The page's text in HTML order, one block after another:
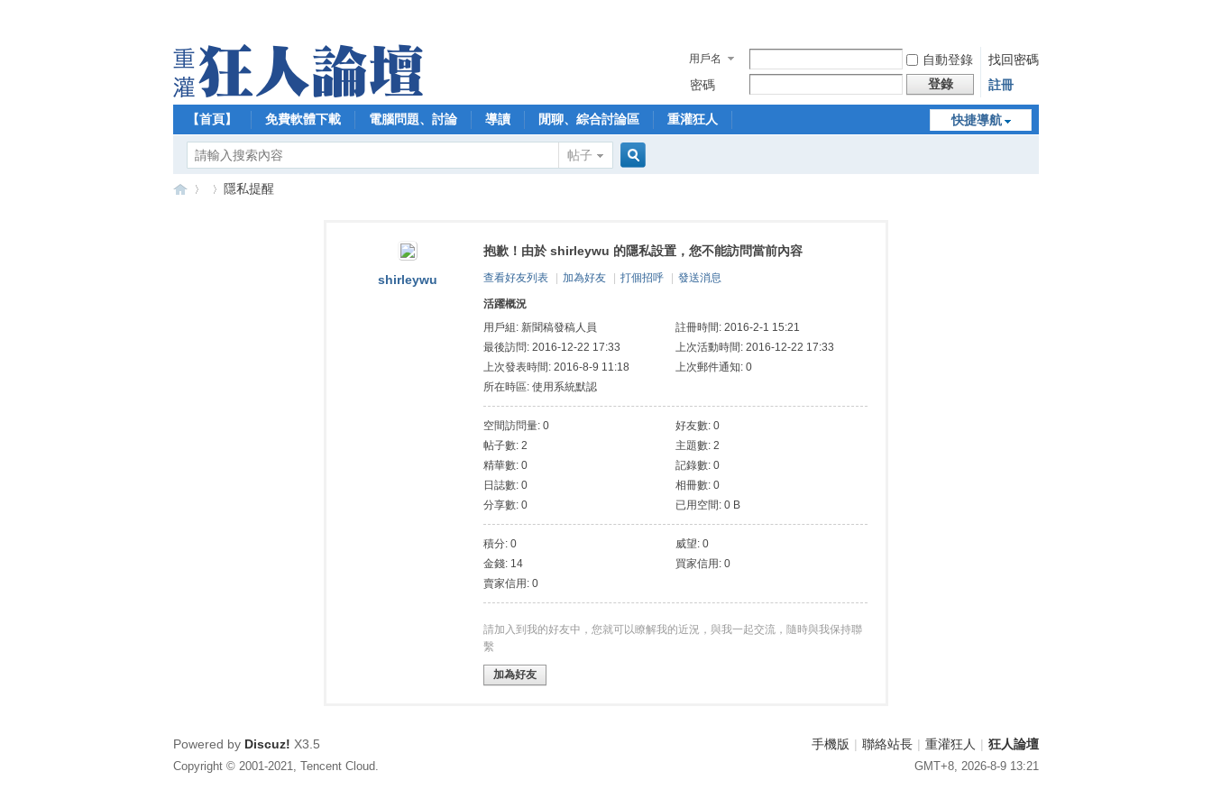
用戶名 自動登錄
找回密碼
密碼
登錄 註冊
快捷導航
【首頁】 免費軟體下載 電腦問題、討論 導讀 閒聊、綜合討論區 重灌狂人
帖子
索
隱私提醒
shirleywu
抱歉！由於 shirleywu 的隱私設置，您不能訪問當前內容
查看好友列表 加為好友 打個招呼 發送消息
活躍概況
用戶組: 新聞稿發稿人員
註冊時間: 2016-2-1 15:21
最後訪問: 2016-12-22 17:33
上次活動時間: 2016-12-22 17:33
上次發表時間: 2016-8-9 11:18
上次郵件通知: 0
所在時區: 使用系統默認
空間訪問量: 0
好友數: 0
帖子數: 2
主題數: 2
精華數: 0
記錄數: 0
日誌數: 0
相冊數: 0
分享數: 0
已用空間: 0 B
積分: 0
威望: 0
金錢: 14
買家信用: 0
賣家信用: 0
請加入到我的好友中，您就可以瞭解我的近況，與我一起交流，隨時與我保持聯
繫
加為好友
手機版 | 聯絡站長 | 重灌狂人 | 狂人論壇
GMT+8, 2026-8-9 13:21
Powered by Discuz! X3.5
Copyright © 2001-2021, Tencent Cloud.